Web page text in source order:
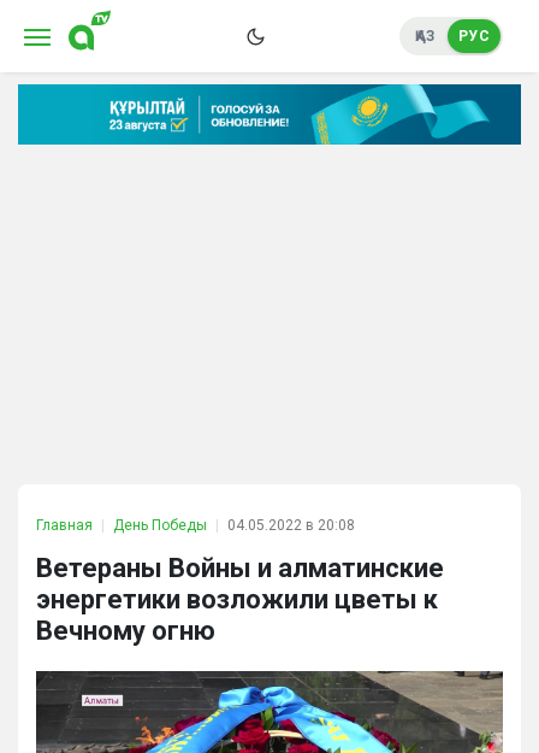
ҚАЗ РУС
Главная День Победы 04.05.2022 в 20:08
Ветераны Войны и алматинские
энергетики возложили цветы к
Вечному огню